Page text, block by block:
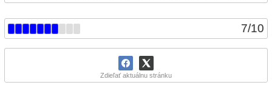
7/10
Zdieľať aktuálnu stránku